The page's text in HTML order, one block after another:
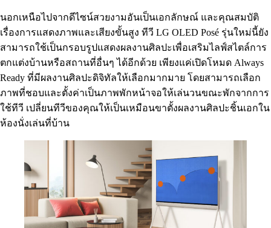
นอกเหนือไปจากดีไซน์สวยงามอันเป็นเอกลักษณ์ และคุณสมบัติ
เรื่องการแสดงภาพและเสียงขั้นสูง ทีวี LG OLED Posé รุ่นใหม่นี้ยัง
สามารถใช้เป็นกรอบรูปแสดงผลงานศิลปะเพื่อเสริมไลฟ์สไตล์การ
ตกแต่งบ้านหรือสถานที่อื่นๆ ได้อีกด้วย เพียงแค่เปิดโหมด Always
Ready ที่มีผลงานศิลปะดิจิทัลให้เลือกมากมาย โดยสามารถเลือก
ภาพที่ชอบและตั้งค่าเป็นภาพพักหน้าจอให้เล่นวนขณะพักจากการ
ใช้ทีวี เปลี่ยนทีวีของคุณให้เป็นเหมือนขาตั้งผลงานศิลปะชิ้นเอกใน
ห้องนั่งเล่นที่บ้าน